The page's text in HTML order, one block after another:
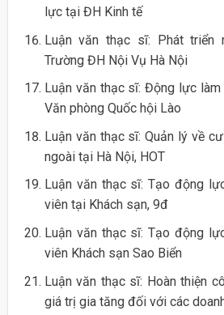
lực tại ĐH Kinh tế
Luận văn thạc sĩ: Phát triển
Trường ĐH Nội Vụ Hà Nội
Luận văn thạc sĩ: Động lực
Văn phòng Quốc hội Lào
Luận văn thạc sĩ: Quản lý về
ngoài tại Hà Nội, HOT
Luận văn thạc sĩ: Tạo động
viên tại Khách sạn, 9đ
Luận văn thạc sĩ: Tạo động
viên Khách sạn Sao Biển
Luận văn thạc sĩ: Hoàn thiện
giá trị gia tăng đối với các